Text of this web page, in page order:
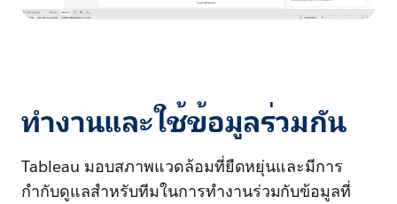
ทำงานและใช้ข้อมูลร่วมกัน
Tableau มอบสภาพแวดล้อมที่ยืดหยุ่นและมีการ
กำกับดูแลสำหรับทีมในการทำงานร่วมกับข้อมูลที่